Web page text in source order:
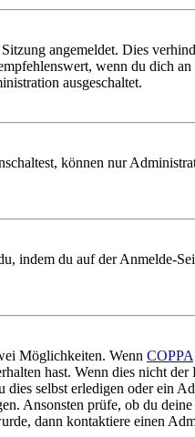
angemeldet. Dies
wenn du dich
ausgeschaltet.
können nur
indem du auf der Anmelde-
Möglichkeiten. Wenn COPPA
hast. Wenn dies nicht
selbst erledigen oder ein
Ansonsten prüfe, ob du
dann kontaktiere einen